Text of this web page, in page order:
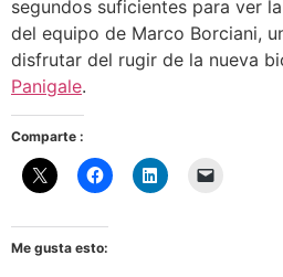
segundos suficientes para ver
del equipo de Marco Borciani,
disfrutar del rugir de la nueva
Panigale.
Comparte :
Me gusta esto: